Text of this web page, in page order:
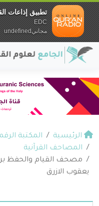
الرئيسية المكتبة
المصاحف القرآنية
مصحف القيام والحفظ
يعقوب الازرق
تطبيق إذاعات
EDC
مجانيundefined